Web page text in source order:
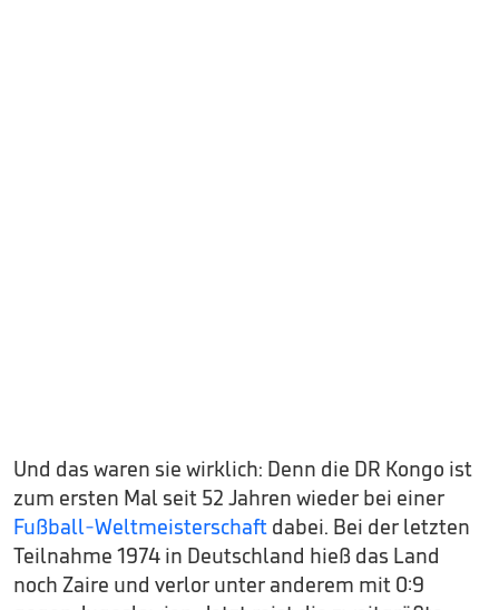
Und das waren sie wirklich: Denn die DR Kongo ist
zum ersten Mal seit 52 Jahren wieder bei einer
Fußball-Weltmeisterschaft dabei. Bei der letzten
Teilnahme 1974 in Deutschland hieß das Land
noch Zaire und verlor unter anderem mit 0:9